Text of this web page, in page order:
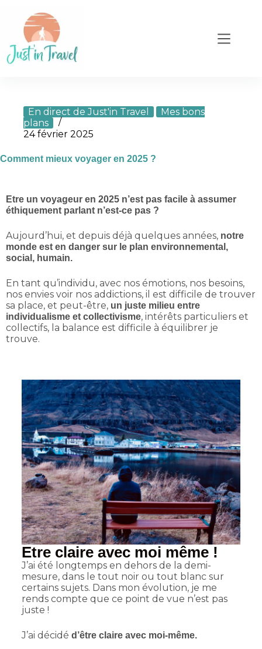
En direct de Just'in Travel
Mes bons
plans
24 février 2025
Comment mieux voyager en 2025 ?
Etre un voyageur en 2025 n’est pas facile à assumer
éthiquement parlant n’est-ce pas ?
Aujourd’hui, et depuis déjà quelques années, notre
monde est en danger sur le plan environnemental,
social, humain.
En tant qu’individu, avec nos émotions, nos besoins,
nos envies voir nos addictions, il est difficile de trouver
sa place, et peut-être, un juste milieu entre
individualisme et collectivisme, intérêts particuliers et
collectifs, la balance est difficile à équilibrer je
trouve.
Etre claire avec moi même !
J’ai été longtemps en dehors de la demi-
mesure, dans le tout noir ou tout blanc sur
certains sujets. Dans mon évolution, je me
rends compte que ce point de vue n’est pas
juste !
J’ai décidé d’être claire avec moi-même.